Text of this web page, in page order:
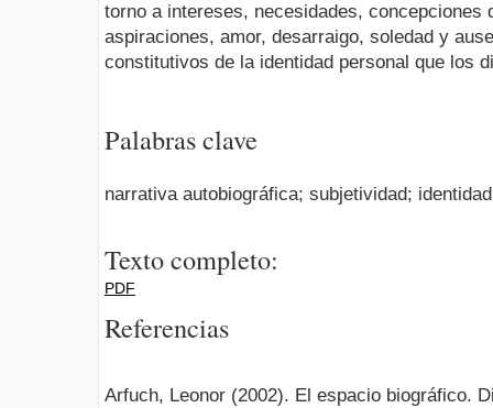
torno a intereses, necesidades, concepciones
aspiraciones, amor, desarraigo, soledad y
constitutivos de la identidad personal que los
Palabras clave
narrativa autobiográfica; subjetividad;
Texto completo:
PDF
Referencias
Arfuch, Leonor (2002). El espacio biográfico.